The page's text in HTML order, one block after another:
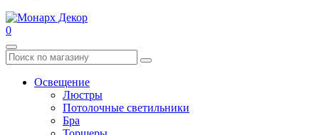
0
Освещение
Люстры
Потолочные светильники
Бра